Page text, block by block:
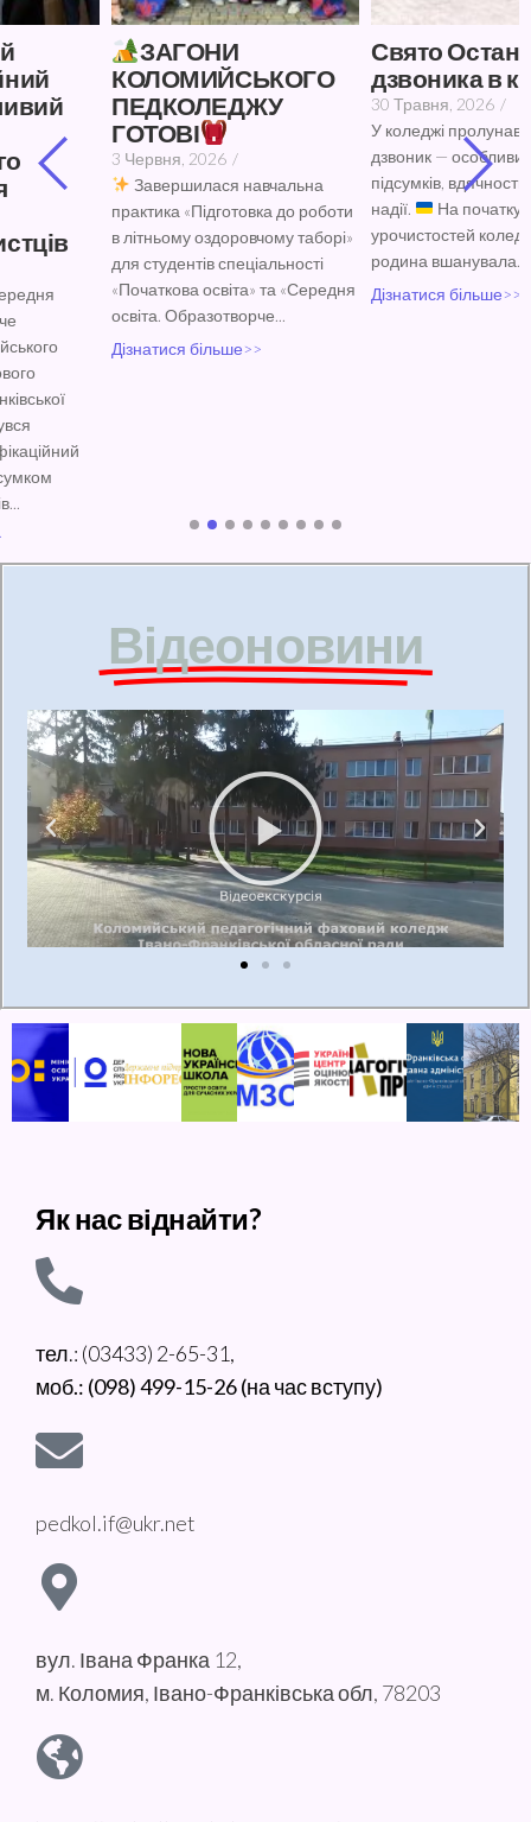
ЗАГОНИ
КОЛОМИЙСЬКОГО
ПЕДКОЛЕДЖУ
ГОТОВІ
3 Червня, 2026 /
Завершилася навчальна
практика «Підготовка до роботи
в літньому оздоровчому таборі»
для студентів спеціальності
«Початкова освіта» та «Середня
освіта. Образотворче...
Дізнатися більше>>
Свято Останнього
дзвоника в коледжі
30 Травня, 2026 /
У коледжі пролунав Останній
дзвоник — особливий день
підсумків, вдячности, пам’яті й
надії.
На початку
урочистостей коледжівська
родина вшанувала...
Дізнатися більше>>
Відеоновини
Як нас віднайти?
тел.: (03433) 2-65-31,
моб.: (098) 499-15-26 (на час вступу)
pedkol.if@ukr.net
вул. Івана Франка 12,
м. Коломия, Івано-Франківська обл, 78203